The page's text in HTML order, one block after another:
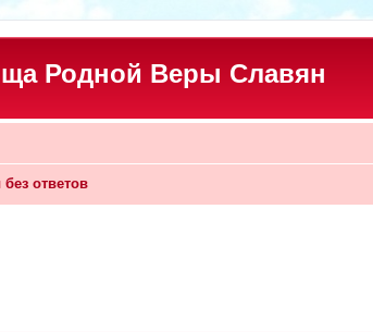
Родной Веры Славян
ответов